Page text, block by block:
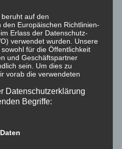
Brancheninfos
auf den
Europäischen Richtlinien-
Erlass der Datenschutz-
verwendet wurden. Unsere
für die Öffentlichkeit
und Geschäftspartner
sein. Um dies zu
vorab die verwendeten
Datenschutzerklärung
Begriffe: